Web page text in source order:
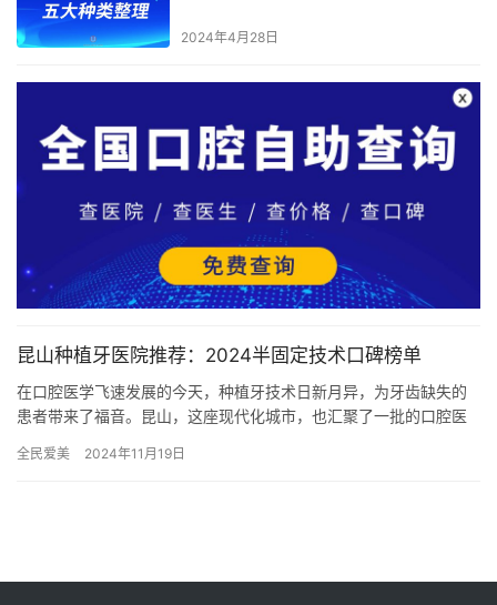
2024年4月28日
昆山种植牙医院推荐：2024半固定技术口碑榜单
在口腔医学飞速发展的今天，种植牙技术日新月异，为牙齿缺失的
患者带来了福音。昆山，这座现代化城市，也汇聚了一批的口腔医
来…
全民爱美 2024年11月19日